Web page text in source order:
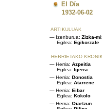
El Día
1932-06-02
ARTIKULUAK
— Izenburua: Zizka-
Egilea: Egikorzale
HERRIETAKO
— Herria: Azpeitia
Egilea: Igerra
— Herria: Donostia
Egilea: Atarrene
— Herria: Eibar
Egilea: Kokolo
— Herria: Oiartzun